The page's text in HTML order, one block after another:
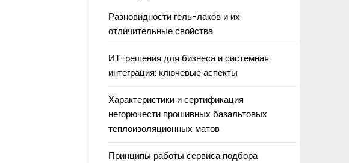
Разновидности гель-лаков и их
отличительные свойства
ИТ-решения для бизнеса и системная
интеграция: ключевые аспекты
Характеристики и сертификация
негорючести прошивных базальтовых
теплоизоляционных матов
Принципы работы сервиса подбора